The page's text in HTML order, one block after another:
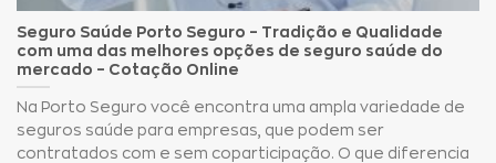
Seguro Saúde Porto Seguro – Tradição e Qualidade
com uma das melhores opções de seguro saúde do
mercado – Cotação Online
Na Porto Seguro você encontra uma ampla variedade de
seguros saúde para empresas, que podem ser
contratados com e sem coparticipação. O que diferencia